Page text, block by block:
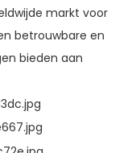
markt voor
betrouwbare en
bieden aan